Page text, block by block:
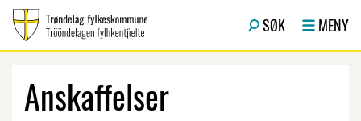
SØK MENY
Anskaffelser